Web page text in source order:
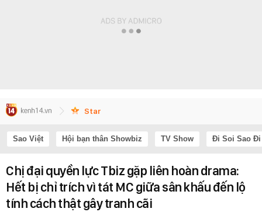
Star
Sao Việt Hội bạn thân Showbiz TV Show Đi Soi Sao Đi
Chị đại quyền lực Tbiz gặp liên hoàn drama:
Hết bị chỉ trích vì tát MC giữa sân khấu đến lộ
tính cách thật gây tranh cãi